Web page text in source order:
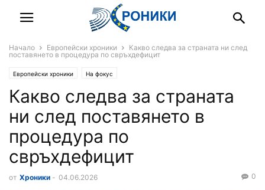
Начало Европейски хроники
Какво следва за страната ни след
поставянето в процедура по свръхдефицит
Европейски хроники На фокус
Какво следва за страната
ни след поставянето в
процедура по
свръхдефицит
от Хроники - 04.06.2026 0